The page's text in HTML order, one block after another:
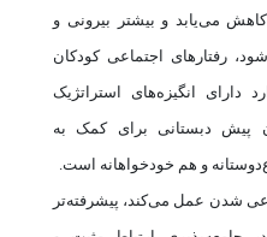
می‌یابد و بیشتر بیرونی و
رفتارهای اجتماعی کودکان
دارای انگیزه‌های استراتژیک
پیش دبستانی برای کمک به
و هم خودخواهانه است.
شدن عمل می‌کند، پیشرفته‌تر